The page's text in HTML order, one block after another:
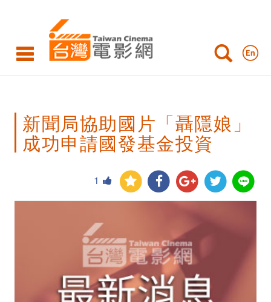
局
助
片
隱
新聞局協助國片「聶隱娘」
成功申請國發基金投資
1